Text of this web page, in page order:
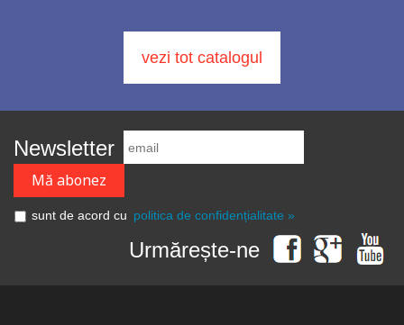
vezi tot catalogul
Newsletter
sunt de acord cu politica de confidențialitate »
Urmărește-ne